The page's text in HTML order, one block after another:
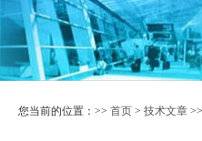
您当前的位置：>> 首页 > 技术文章